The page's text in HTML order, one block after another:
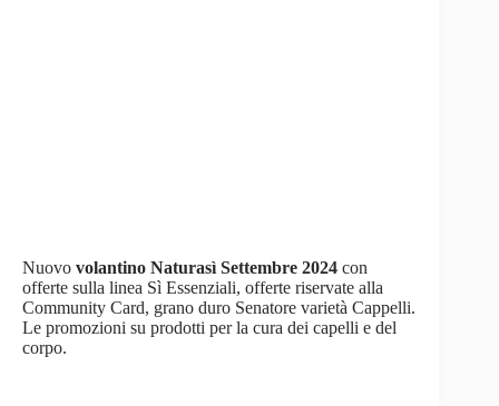
Nuovo volantino Naturasì Settembre 2024 con
offerte sulla linea Sì Essenziali, offerte riservate alla
Community Card, grano duro Senatore varietà Cappelli.
Le promozioni su prodotti per la cura dei capelli e del
corpo.